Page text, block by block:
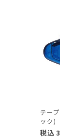
テー
ック)
税込